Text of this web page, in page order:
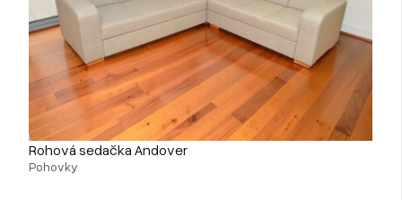
Rohová sedačka Andover
Pohovky